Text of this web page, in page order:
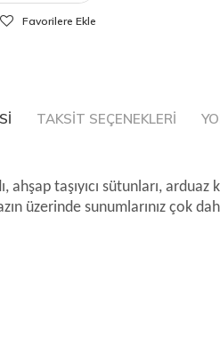
Favorilere Ekle
TAKSIT SEÇENEKLERI
ahşap taşıyıcı sütunları,
üzerinde sunumlarınız çok